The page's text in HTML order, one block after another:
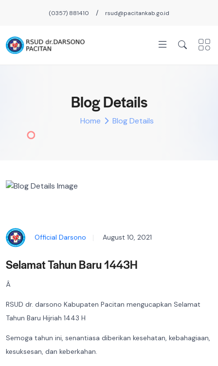
(0357) 881410 / rsud@pacitankab.go.id
Blog Details
Home Blog Details
Official Darsono August 10, 2021
Selamat Tahun Baru 1443H
Â
RSUD dr. darsono Kabupaten Pacitan mengucapkan Selamat
Tahun Baru Hijriah 1443 H
Semoga tahun ini, senantiasa diberikan kesehatan, kebahagiaan,
kesuksesan, dan keberkahan.